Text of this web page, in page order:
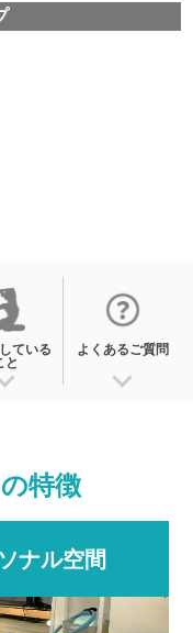
ている
と
よくあるご質問
特徴
ナル空間